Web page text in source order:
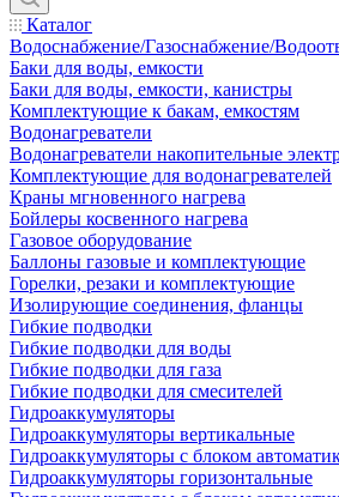
Каталог
Водоснабжение/Газоснабжение/
Баки для воды, емкости
Баки для воды, емкости, канистры
Комплектующие к бакам, емкостям
Водонагреватели
Водонагреватели накопительные
Комплектующие для водонагревателей
Краны мгновенного нагрева
Бойлеры косвенного нагрева
Газовое оборудование
Баллоны газовые и комплектующие
Горелки, резаки и комплектующие
Изолирующие соединения, фланцы
Гибкие подводки
Гибкие подводки для воды
Гибкие подводки для газа
Гибкие подводки для смесителей
Гидроаккумуляторы
Гидроаккумуляторы вертикальные
Гидроаккумуляторы с блоком
Гидроаккумуляторы горизонтальные